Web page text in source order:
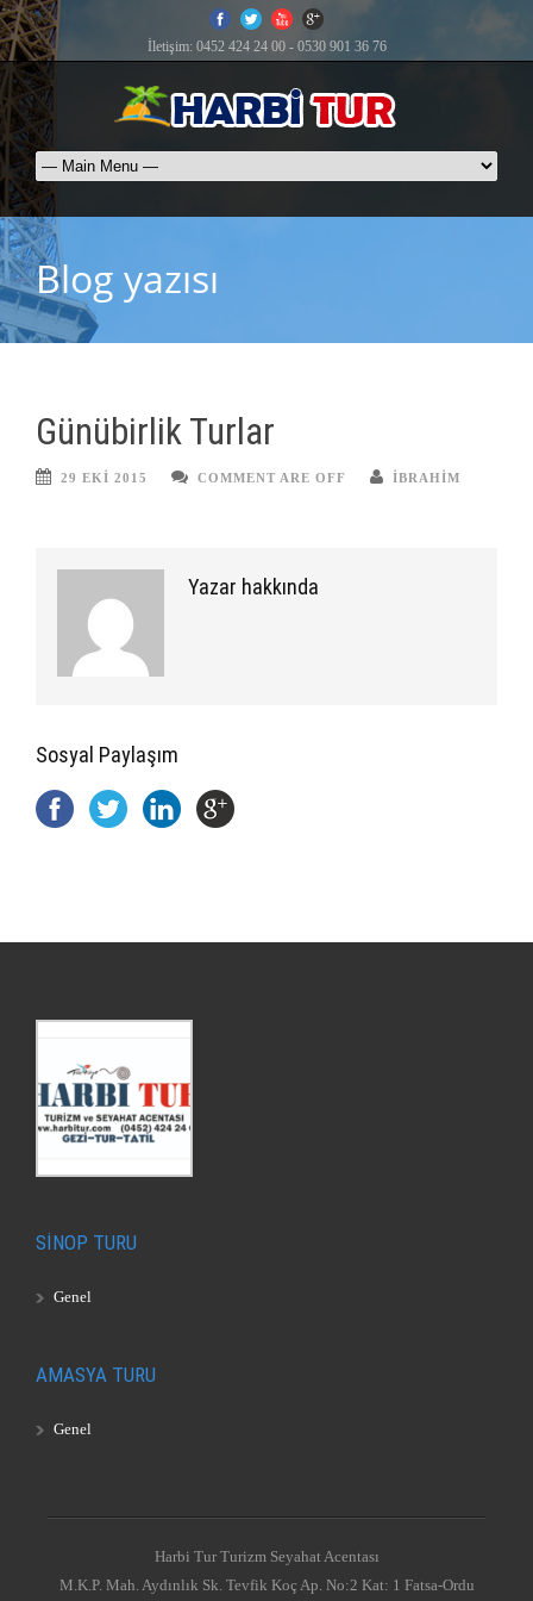
İletişim: 0452 424 24 00 - 0530 901 36 76
Blog yazısı
Günübirlik Turlar
29 EKI 2015 COMMENT ARE OFF IBRAHIM
Yazar hakkında
Sosyal Paylaşım
SİNOP TURU
Genel
AMASYA TURU
Genel
Harbi Tur Turizm Seyahat Acentası
M.K.P. Mah. Aydınlık Sk. Tevfik Koç Ap. No:2 Kat: 1 Fatsa-Ordu